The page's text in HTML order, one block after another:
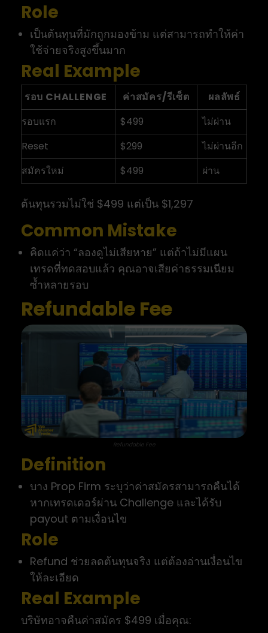
Role
เป็นต้นทุนที่มักถูกมองข้าม แต่สามารถทำให้ค่า
ใช้จ่ายจริงสูงขึ้นมาก
Real Example
รอบ CHALLENGE ค่าสมัคร/รีเซ็ต
ผลลัพธ์
รอบแรก
$499
ไม่ผ่าน
Reset
$299
ไม่ผ่านอีก
สมัครใหม่
$499 ผ่าน
ต้นทุนรวมไม่ใช่ $499 แต่เป็น $1,297
Common Mistake
คิดแค่ว่า “ลองดูไม่เสียหาย” แต่ถ้าไม่มีแผน
เทรดที่ทดสอบแล้ว คุณอาจเสียค่าธรรมเนียม
ซ้ำหลายรอบ
Refundable Fee
Refundable Fee
Definition
บาง Prop Firm ระบุว่าค่าสมัครสามารถคืนได้
หากเทรดเดอร์ผ่าน Challenge และได้รับ
payout ตามเงื่อนไข
Role
Refund ช่วยลดต้นทุนจริง แต่ต้องอ่านเงื่อนไข
ให้ละเอียด
Real Example
บริษัทอาจคืนค่าสมัคร $499 เมื่อคุณ: